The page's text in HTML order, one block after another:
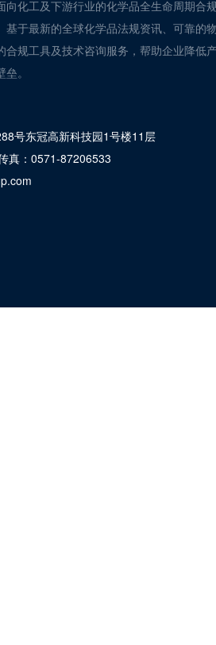
向化工及下游行业的化学品全生命周期合
基于最新的全球化学品法规资讯、可靠的
合规工具及技术咨询服务，帮助企业降低
。
号东冠高新科技园1号楼11层
真： 0571-87206533